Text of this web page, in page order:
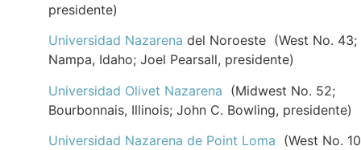
presidente)
Universidad Nazarena del Noroeste (West No. 43;
Nampa, Idaho; Joel Pearsall, presidente)
Universidad Olivet Nazarena (Midwest No. 52;
Bourbonnais, Illinois; John C. Bowling, presidente)
Universidad Nazarena de Point Loma (West No.